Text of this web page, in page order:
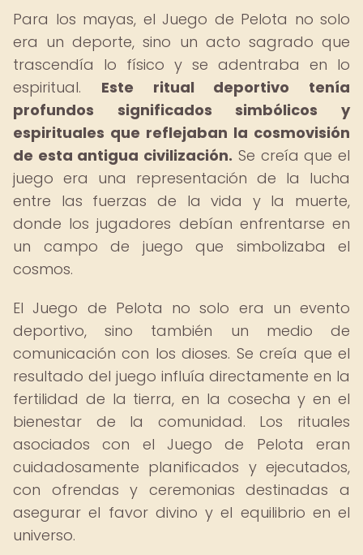
Para los mayas, el Juego de Pelota no solo
era un deporte, sino un acto sagrado que
trascendía lo físico y se adentraba en lo
espiritual. Este ritual deportivo tenía
profundos significados simbólicos y
espirituales que reflejaban la cosmovisión
de esta antigua civilización. Se creía que el
juego era una representación de la lucha
entre las fuerzas de la vida y la muerte,
donde los jugadores debían enfrentarse en
un campo de juego que simbolizaba el
cosmos.
El Juego de Pelota no solo era un evento
deportivo, sino también un medio de
comunicación con los dioses. Se creía que el
resultado del juego influía directamente en la
fertilidad de la tierra, en la cosecha y en el
bienestar de la comunidad. Los rituales
asociados con el Juego de Pelota eran
cuidadosamente planificados y ejecutados,
con ofrendas y ceremonias destinadas a
asegurar el favor divino y el equilibrio en el
universo.